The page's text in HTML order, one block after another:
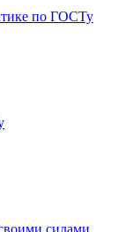
по ГОСТу
силами